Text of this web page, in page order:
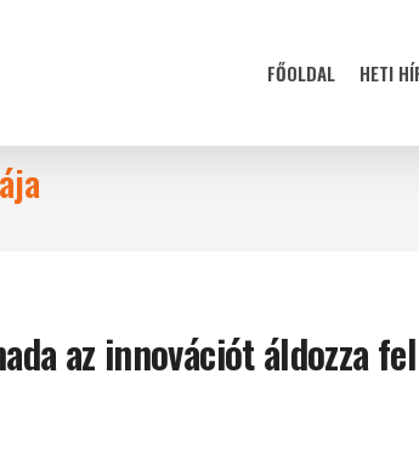
FŐOLDAL HETI
az innovációt áldozza